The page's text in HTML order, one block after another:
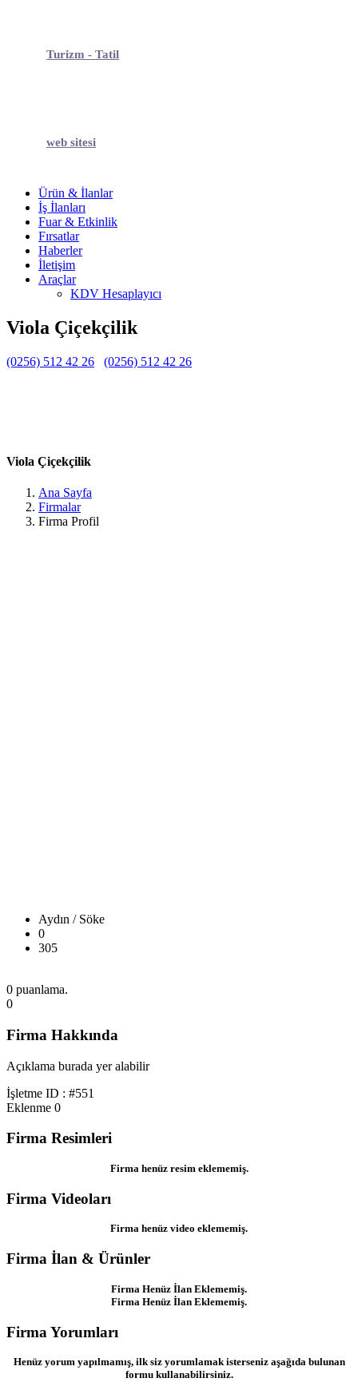
Turizm - Tatil
web sitesi
Ürün & İlanlar
İş İlanları
Fuar & Etkinlik
Fırsatlar
Haberler
İletişim
Araçlar
KDV Hesaplayıcı
Viola Çiçekçilik
(0256) 512 42 26 (0256) 512 42 26
Viola Çiçekçilik
Ana Sayfa
Firmalar
Firma Profil
Aydın / Söke
0
305
0 puanlama.
0
Firma Hakkında
Açıklama burada yer alabilir
İşletme ID : #551
Eklenme 0
Firma Resimleri
Firma henüz resim eklememiş.
Firma Videoları
Firma henüz video eklememiş.
Firma İlan & Ürünler
Firma Henüz İlan Eklememiş.
Firma Henüz İlan Eklememiş.
Firma Yorumları
Henüz yorum yapılmamış, ilk siz yorumlamak isterseniz aşağıda bulunan
formu kullanabilirsiniz.